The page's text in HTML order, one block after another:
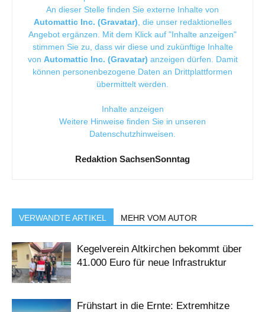
An dieser Stelle finden Sie externe Inhalte von
Automattic Inc. (Gravatar) , die unser redaktionelles
Angebot ergänzen. Mit dem Klick auf "Inhalte anzeigen"
stimmen Sie zu, dass wir diese und zukünftige Inhalte
von Automattic Inc. (Gravatar) anzeigen dürfen. Damit
können personenbezogene Daten an Drittplattformen
übermittelt werden.
Inhalte anzeigen
Weitere Hinweise finden Sie in unseren
Datenschutzhinweisen
Redaktion SachsenSonntag
VERWANDTE ARTIKEL MEHR VOM AUTOR
Kegelverein Altkirchen bekommt über
41.000 Euro für neue Infrastruktur
Frühstart in die Ernte: Extremhitze